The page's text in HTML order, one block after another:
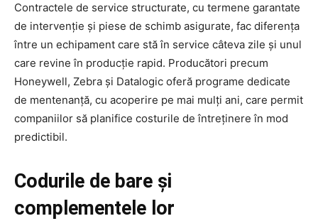
Contractele de service structurate, cu termene garantate
de intervenție și piese de schimb asigurate, fac diferența
între un echipament care stă în service câteva zile și unul
care revine în producție rapid. Producători precum
Honeywell, Zebra și Datalogic oferă programe dedicate
de mentenanță, cu acoperire pe mai mulți ani, care permit
companiilor să planifice costurile de întreținere în mod
predictibil.
Codurile de bare și
complementele lor